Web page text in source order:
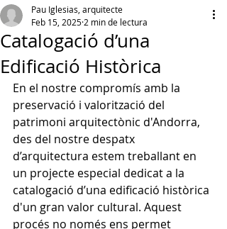
Catalogació d’una
Edificació Històrica
Pau Iglesias, arquitecte
Feb 15, 2025 2 min de lectura
En el nostre compromís amb la
preservació i valorització del
patrimoni arquitectònic d'Andorra,
des del nostre despatx
d’arquitectura estem treballant en
un projecte especial dedicat a la
catalogació d’una edificació històrica
d'un gran valor cultural. Aquest
procés no només ens permet